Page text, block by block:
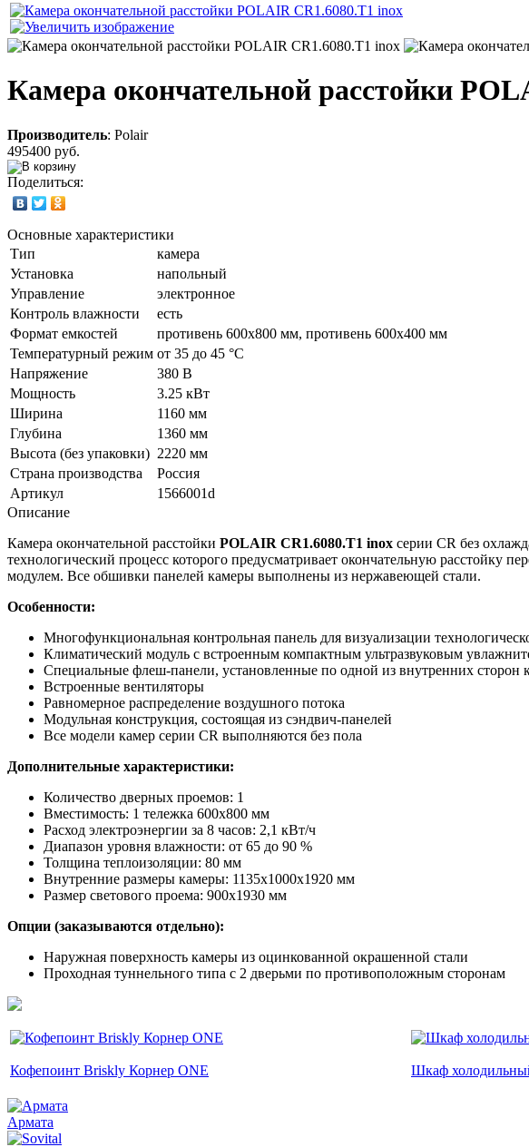
Камера окончательной расстойки
Производитель: Polair
495400 руб.
Поделиться:
Основные характеристики
Тип
камера
Установка
напольный
Управление
электронное
Контроль влажности
есть
Формат емкостей
противень 600x800 мм, противень 600х400 мм
Температурный режим от 35 до 45 °С
Напряжение
380 В
Мощность
3.25 кВт
Ширина
1160 мм
Глубина
1360 мм
Высота (без упаковки) 2220 мм
Страна производства
Россия
Артикул
1566001d
Описание
Камера окончательной расстойки POLAIR CR1.6080.Т1 inox серии CR без
технологический процесс которого предусматривает окончательную
модулем. Все обшивки панелей камеры выполнены из нержавеющей стали.
Особенности:
Многофункциональная контрольная панель для визуализации
Климатический модуль с встроенным компактным ультразвуковым
Специальные флеш-панели, установленные по одной из внутренних сторон
Встроенные вентиляторы
Равномерное распределение воздушного потока
Модульная конструкция, состоящая из сэндвич-панелей
Все модели камер серии CR выполняются без пола
Дополнительные характеристики:
Количество дверных проемов: 1
​Вместимость: 1 тележка 600х800 мм
Расход электроэнергии за 8 часов: 2,1 кВт/ч
Диапазон уровня влажности: от 65 до 90 %
Толщина теплоизоляции: 80 мм
Внутренние размеры камеры: 1135х1000х1920 мм
Размер светового проема: 900x1930 мм
Опции (заказываются отдельно):
Наружная поверхность камеры из оцинкованной окрашенной стали
Проходная туннельного типа с 2 дверьми по противоположным сторонам
Кофепоинт Briskly Корнер ONE Шкаф
Армата